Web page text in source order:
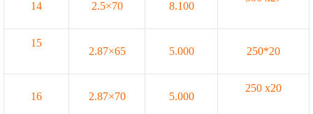
14 2.5×70 8.100
15
2.87×65 5.000 250*20
16 2.87×70 5.000
250 x20